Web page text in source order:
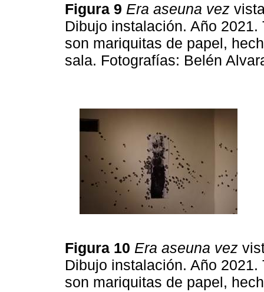
Figura 9 Era aseuna vez
Dibujo instalación. Año
son mariquitas de papel,
sala. Fotografías: Belén
Figura 10 Era aseuna vez
Dibujo instalación. Año
son mariquitas de papel,